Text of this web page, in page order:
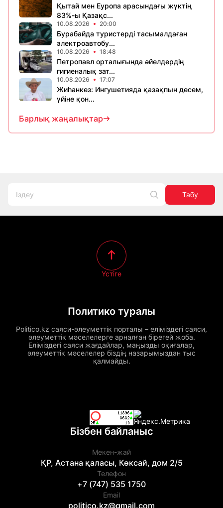
Қытай мен Еуропа арасындағы жүктің
83%-ы Қазақс...
10.08.2026 20:00
Бурабайда туристерді тасымалдаған
электроавтобу...
10.08.2026 18:48
Петропавл орталығында әйелдердің
гигиеналық зат...
10.08.2026 17:07
Жиһанкез: Ингушетияда қазақпын десем,
үйіне қон...
Барлық жаңалықтар
Табу
Политико туралы
Politico.kz саяси-әлеуметтік порталы – еліміздегі саяси,
әлеуметтік мәселелерге арналған бірегей жоба.
Еліміздегі саяси жағдайлар, маңызды оқиғалар,
әлеуметтік мәселелер біздің назарымыздан тыс
қалмайды.
Үстіге
Бізбен байланыс
Мекен-жай
ҚР, Астана қаласы, Көксай, дом 2/5
Телефон
+7 (747) 535 1750
Email
politico.kz@gmail.com